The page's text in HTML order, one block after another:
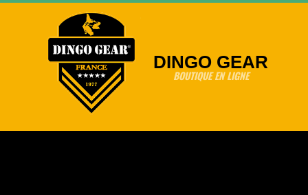
Skip
DINGO GEAR
BOUTIQUE EN LIGNE